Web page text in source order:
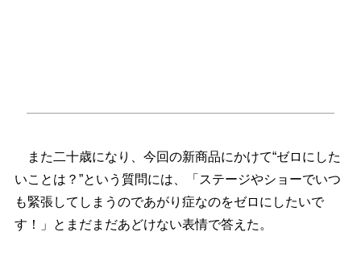
また二十歳になり、今回の新商品にかけて“ゼロにした
いことは？”という質問には、「ステージやショーでいつ
も緊張してしまうのであがり症なのをゼロにしたいで
す！」とまだまだあどけない表情で答えた。